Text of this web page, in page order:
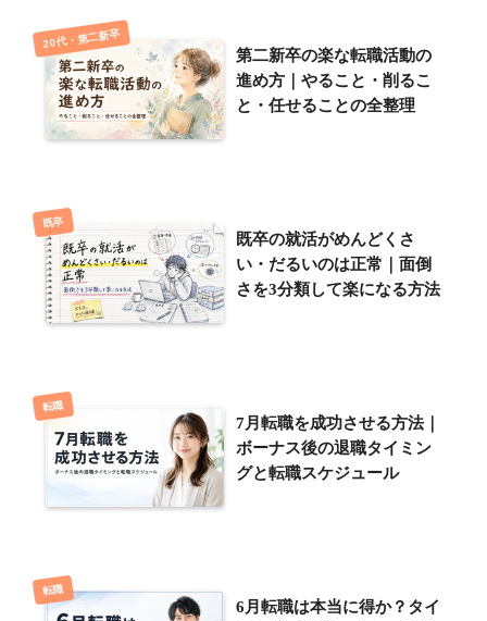
20代・第二新卒
第二新卒の楽な転職活動の
進め方｜やること・削るこ
と・任せることの全整理
既卒
既卒の就活がめんどくさ
い・だるいのは正常｜面倒
さを3分類して楽になる方法
転職
7月転職を成功させる方法｜
ボーナス後の退職タイミン
グと転職スケジュール
転職
6月転職は本当に得か？タイ